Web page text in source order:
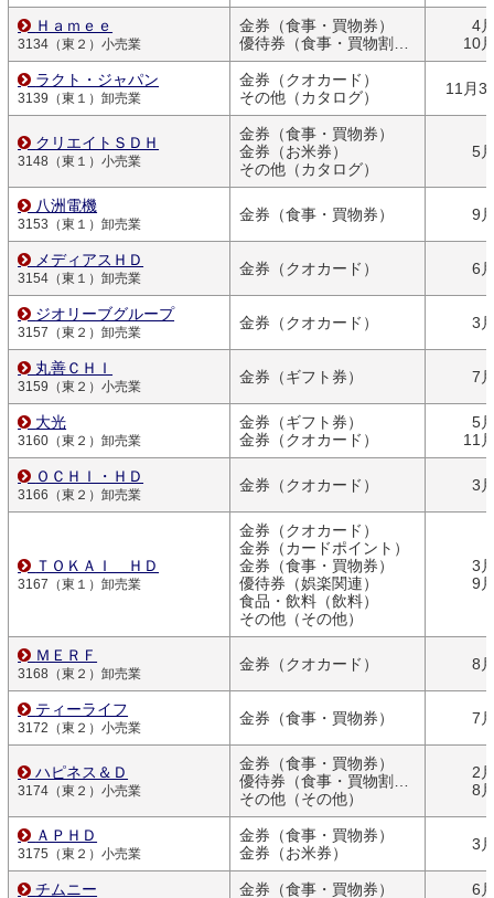
Ｈａｍｅｅ
3134（東２）小売業
金券（食事・買物券）
優待券（食事・買物割引券）
4
10
ラクト・ジャパン
3139（東１）卸売業
金券（クオカード）
その他（カタログ）
11月
クリエイトＳＤＨ
3148（東１）小売業
金券（食事・買物券）
金券（お米券）
その他（カタログ）
5
八洲電機
3153（東１）卸売業
金券（食事・買物券） 9
メディアスＨＤ
3154（東１）卸売業
金券（クオカード） 6
ジオリーブグループ
3157（東２）卸売業
金券（クオカード） 3
丸善ＣＨＩ
3159（東２）小売業
金券（ギフト券） 7
大光
3160（東２）卸売業
金券（ギフト券）
金券（クオカード）
5
11
ＯＣＨＩ・ＨＤ
3166（東２）卸売業
金券（クオカード） 3
ＴＯＫＡＩ ＨＤ
3167（東１）卸売業
金券（クオカード）
金券（カードポイント）
金券（食事・買物券）
優待券（娯楽関連）
食品・飲料（飲料）
その他（その他）
3
9
ＭＥＲＦ
3168（東２）卸売業
金券（クオカード） 8
ティーライフ
3172（東２）小売業
金券（食事・買物券） 7
ハピネス＆Ｄ
3174（東２）小売業
金券（食事・買物券）
優待券（食事・買物割引券）
その他（その他）
2
8
ＡＰＨＤ
3175（東２）小売業
金券（食事・買物券）
金券（お米券）
3
チムニー 金券（食事・買物券） 6